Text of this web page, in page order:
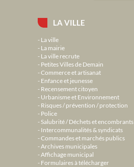
LA VILLE
La ville
La mairie
La ville recrute
Petites Villes de Demain
Commerce et artisanat
Enfance et jeunesse
Recensement citoyen
Urbanisme et Environnement
Risques / prévention / protection
Police
Salubrité / Déchets et encombrants
Intercommunalités & syndicats
Commandes et marchés publics
Archives municipales
Affichage municipal
Formulaires à télécharger